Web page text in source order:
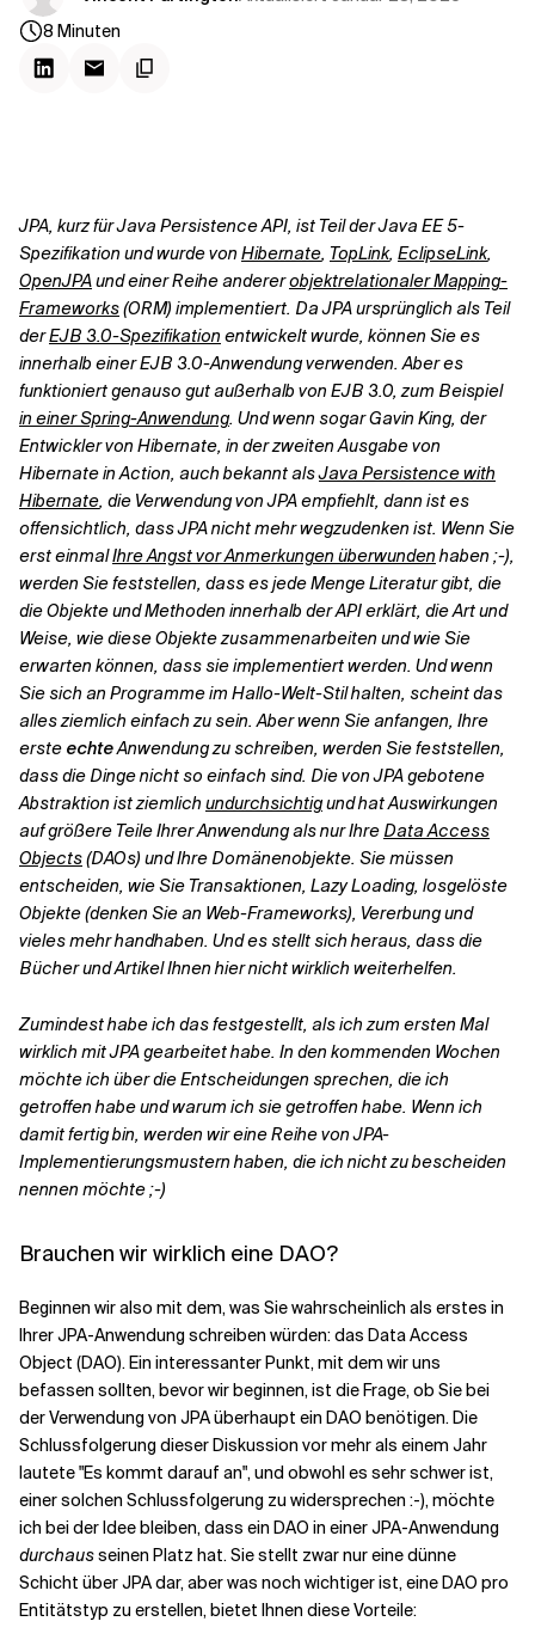
8 Minuten
JPA, kurz für Java Persistence API, ist Teil der Java EE 5-
Spezifikation und wurde von Hibernate, TopLink, EclipseLink,
OpenJPAund einer Reihe andererobjektrelationaler Mapping-
Frameworks(ORM) implementiert. Da JPA ursprünglich als Teil
derEJB 3.0-Spezifikation entwickelt wurde, können Sie es
innerhalb einer EJB 3.0-Anwendung verwenden. Aber es
funktioniert genauso gut außerhalb von EJB 3.0, zum Beispiel
in einer Spring-Anwendung. Und wenn sogar Gavin King, der
Entwickler von Hibernate, in der zweiten Ausgabe von
Hibernate in Action, auch bekannt alsJava Persistence with
Hibernate, die Verwendung von JPA empfiehlt, dann ist es
offensichtlich, dass JPA nicht mehr wegzudenken ist. Wenn Sie
erst einmalIhre Angst vor Anmerkungen überwundenhaben ;-),
werden Sie feststellen, dass es jede Menge Literatur gibt, die
die Objekte und Methoden innerhalb der API erklärt, die Art und
Weise, wie diese Objekte zusammenarbeiten und wie Sie
erwarten können, dass sie implementiert werden. Und wenn
Sie sich an Programme im Hallo-Welt-Stil halten, scheint das
alles ziemlich einfach zu sein. Aber wenn Sie anfangen, Ihre
erste echteAnwendung zu schreiben, werden Sie feststellen,
dass die Dinge nicht so einfach sind. Die von JPA gebotene
Abstraktion ist ziemlich undurchsichtigund hat Auswirkungen
auf größere Teile Ihrer Anwendung als nur Ihre Data Access
Objects(DAOs) und Ihre Domänenobjekte. Sie müssen
entscheiden, wie Sie Transaktionen, Lazy Loading, losgelöste
Objekte (denken Sie an Web-Frameworks), Vererbung und
vieles mehr handhaben. Und es stellt sich heraus, dass die
Bücher und Artikel Ihnen hier nicht wirklich weiterhelfen.
Zumindest habe ich das festgestellt, als ich zum ersten Mal
wirklich mit JPA gearbeitet habe. In den kommenden Wochen
möchte ich über die Entscheidungen sprechen, die ich
getroffen habe und warum ich sie getroffen habe. Wenn ich
damit fertig bin, werden wir eine Reihe von JPA-
Implementierungsmustern haben, die ich nicht zu bescheiden
nennen möchte ;-)
Brauchen wir wirklich eine DAO?
Beginnen wir also mit dem, was Sie wahrscheinlich als erstes in
Ihrer JPA-Anwendung schreiben würden: das Data Access
Object (DAO). Ein interessanter Punkt, mit dem wir uns
befassen sollten, bevor wir beginnen, ist dieFrage, ob Sie bei
der Verwendung von JPA überhaupt ein DAO benötigen. Die
Schlussfolgerung dieser Diskussion vor mehr als einem Jahr
lautete "Es kommt darauf an", und obwohl es sehr schwer ist,
einer solchen Schlussfolgerung zu widersprechen :-), möchte
ich bei der Idee bleiben, dass ein DAO in einer JPA-Anwendung
durchausseinen Platz hat. Sie stellt zwar nur eine dünne
Schicht über JPA dar, aber was noch wichtiger ist, eine DAO pro
Entitätstyp zu erstellen, bietet Ihnen diese Vorteile: